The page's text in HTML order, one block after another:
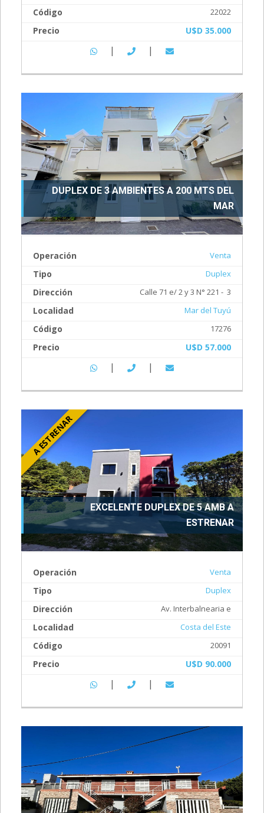
Código 22022
Precio U$D 35.000
| |
DUPLEX DE 3 AMBIENTES A 200 MTS DEL
MAR
Operación Venta
Tipo Duplex
Dirección Calle 71 e/ 2 y 3 N° 221 - 3
Localidad Mar del Tuyú
Código 17276
Precio U$D 57.000
| |
A ESTRENAR
EXCELENTE DUPLEX DE 5 AMB A
ESTRENAR
Operación Venta
Tipo Duplex
Dirección Av. Interbalnearia e
Localidad Costa del Este
Código 20091
Precio U$D 90.000
| |